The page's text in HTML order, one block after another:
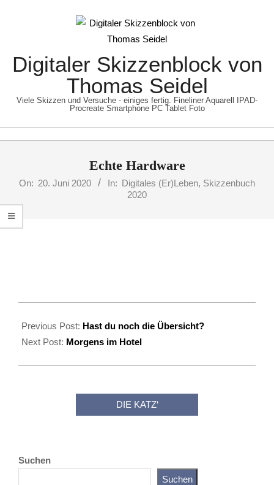
Digitaler Skizzenblock von
Thomas Seidel
Viele Skizzen und Versuche - einiges fertig. Fineliner Aquarell IPAD-
Procreate Smartphone PC Tablet Foto
Menu
Echte Hardware
On: 20. Juni 2020 In: Digitales (Er)Leben, Skizzenbuch
2020
06-
20
Previous Post: Hast du noch die Übersicht?
Next Post: Morgens im Hotel
DIE KATZ‘
Suchen
Suchen